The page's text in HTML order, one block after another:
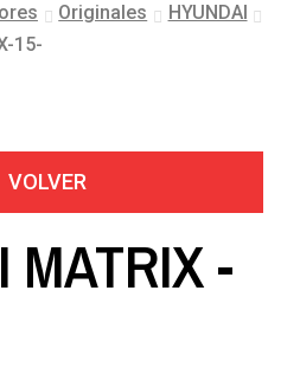
Originales
HYUNDAI
15-
VOLVER
MATRIX -